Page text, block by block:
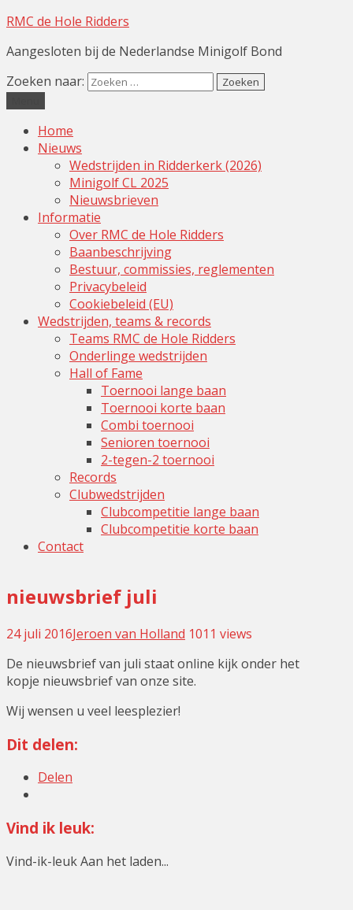
RMC de Hole Ridders
Aangesloten bij de Nederlandse Minigolf Bond
Zoeken naar:
Home
Nieuws
Wedstrijden in Ridderkerk (2026)
Minigolf CL 2025
Nieuwsbrieven
Informatie
Over RMC de Hole Ridders
Baanbeschrijving
Bestuur, commissies, reglementen
Privacybeleid
Cookiebeleid (EU)
Wedstrijden, teams & records
Teams RMC de Hole Ridders
Onderlinge wedstrijden
Hall of Fame
Toernooi lange baan
Toernooi korte baan
Combi toernooi
Senioren toernooi
2-tegen-2 toernooi
Records
Clubwedstrijden
Clubcompetitie lange baan
Clubcompetitie korte baan
Contact
nieuwsbrief juli
24 juli 2016Jeroen van Holland Leave
comment
1011 views
De nieuwsbrief van juli staat online kijk onder het
kopje nieuwsbrief van onze site.
Wij wensen u veel leesplezier!
Dit delen:
Delen
Vind ik leuk:
Vind-ik-leukAan het laden...